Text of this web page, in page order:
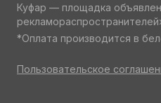
Куфар — площадка
*Оплата производится в
Пользовательское